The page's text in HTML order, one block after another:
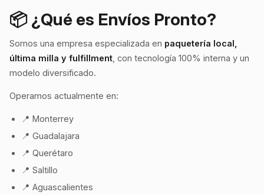
📦 ¿Qué es Envíos Pronto?
Somos una empresa especializada en paquetería local,
última milla y fulfillment , con tecnología 100% interna y un
modelo diversificado.
Operamos actualmente en:
📍 Monterrey
📍 Guadalajara
📍 Querétaro
📍 Saltillo
📍 Aguascalientes